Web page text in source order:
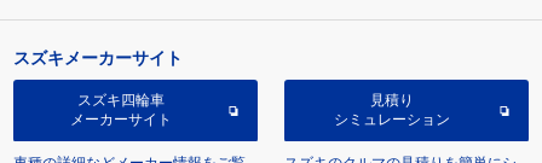
スズキメーカーサイト
スズキ四輪車
メーカーサイト
見積り
シミュレーション